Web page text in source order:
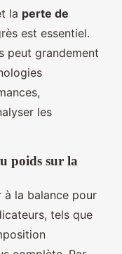
la perte de
est essentiel.
peut grandement
les
poids sur la
à la balance pour
tels que